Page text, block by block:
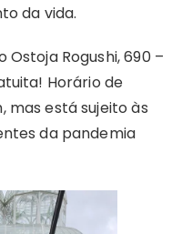
da vida.
Ostoja Rogushi, 690 –
Horário de
mas está sujeito às
da pandemia